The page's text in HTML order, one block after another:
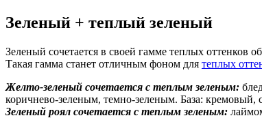
Зеленый + теплый зеленый
Зеленый сочетается в своей гамме теплых оттенков
Такая гамма станет отличным фоном для теплых
Желто-зеленый сочетается с теплым зеленым:
коричнево-зеленым, темно-зеленым. База: кремовый,
Зеленый роял сочетается с теплым зеленым: